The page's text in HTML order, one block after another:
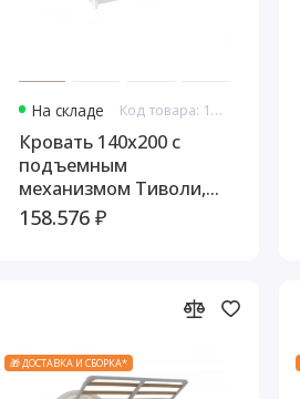
На складе Код товара: 10854
Кровать 140x200 с
подъемным
механизмом Тиволи,
Молочный/Патина
158.576 ₽
🎁 ДОСТАВКА И СБОРКА*